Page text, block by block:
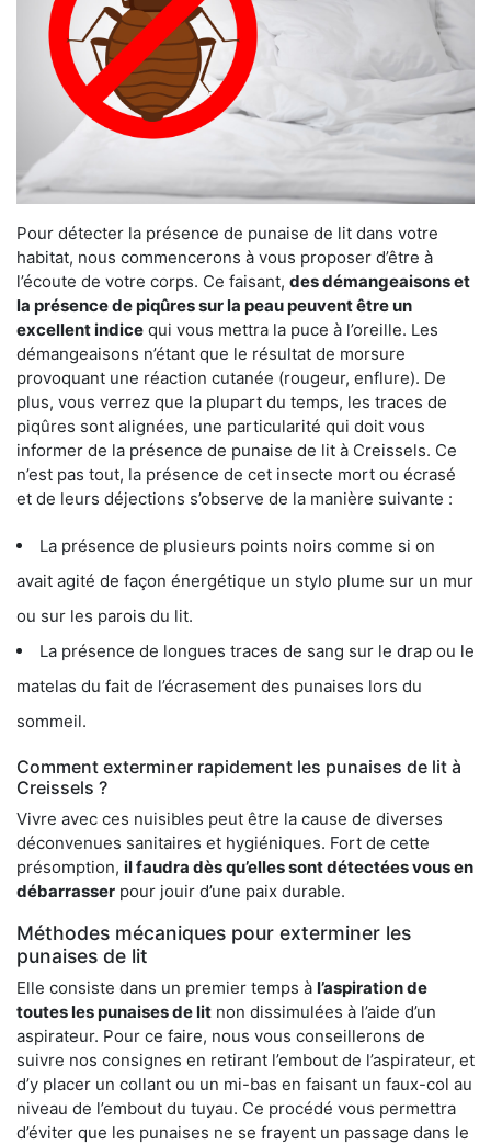
Pour détecter la présence de punaise de lit dans votre
habitat, nous commencerons à vous proposer d’être à
l’écoute de votre corps. Ce faisant, des démangeaisons et
la présence de piqûres sur la peau peuvent être un
excellent indice qui vous mettra la puce à l’oreille. Les
démangeaisons n’étant que le résultat de morsure
provoquant une réaction cutanée (rougeur, enflure). De
plus, vous verrez que la plupart du temps, les traces de
piqûres sont alignées, une particularité qui doit vous
informer de la présence de punaise de lit à Creissels. Ce
n’est pas tout, la présence de cet insecte mort ou écrasé
et de leurs déjections s’observe de la manière suivante :
La présence de plusieurs points noirs comme si on
avait agité de façon énergétique un stylo plume sur un mur
ou sur les parois du lit.
La présence de longues traces de sang sur le drap ou le
matelas du fait de l’écrasement des punaises lors du
sommeil.
Comment exterminer rapidement les punaises de lit à
Creissels ?
Vivre avec ces nuisibles peut être la cause de diverses
déconvenues sanitaires et hygiéniques. Fort de cette
présomption, il faudra dès qu’elles sont détectées vous en
débarrasser pour jouir d’une paix durable.
Méthodes mécaniques pour exterminer les
punaises de lit
Elle consiste dans un premier temps à l’aspiration de
toutes les punaises de lit non dissimulées à l’aide d’un
aspirateur. Pour ce faire, nous vous conseillerons de
suivre nos consignes en retirant l’embout de l’aspirateur, et
d’y placer un collant ou un mi-bas en faisant un faux-col au
niveau de l’embout du tuyau. Ce procédé vous permettra
d’éviter que les punaises ne se frayent un passage dans le